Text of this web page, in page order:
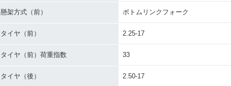
懸架方式（前） ボトムリンクフォーク
タイヤ（前） 2.25-17
タイヤ（前）荷重指数 33
タイヤ（後） 2.50-17